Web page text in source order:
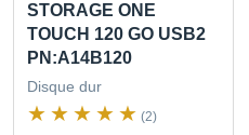
STORAGE ONE
TOUCH 120 GO USB2
PN:A14B120
Disque dur
(2)